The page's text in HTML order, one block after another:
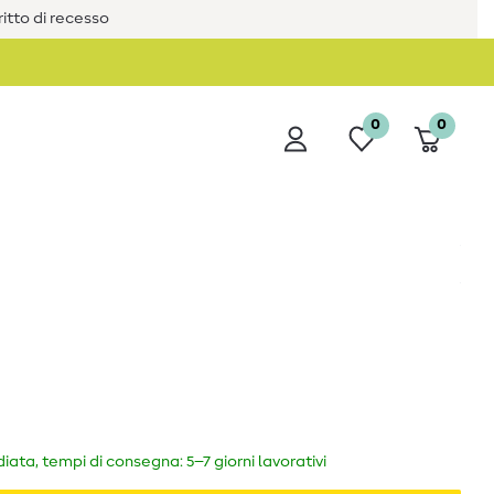
di recesso
0 0
tempi di consegna: 5–7 giorni lavorativi